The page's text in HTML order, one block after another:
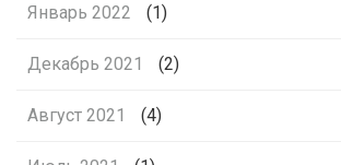
Январь 2022 (1)
Декабрь 2021 (2)
Август 2021 (4)